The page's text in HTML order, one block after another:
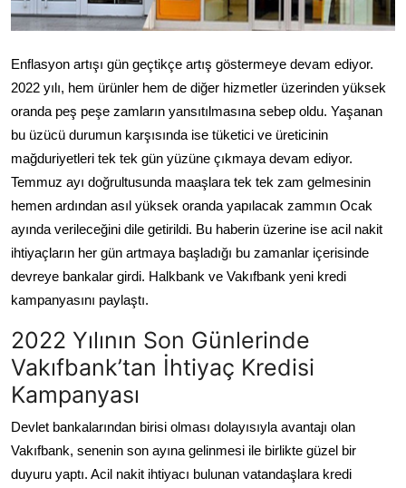
Enflasyon artışı gün geçtikçe artış göstermeye devam ediyor.
2022 yılı, hem ürünler hem de diğer hizmetler üzerinden yüksek
oranda peş peşe zamların yansıtılmasına sebep oldu. Yaşanan
bu üzücü durumun karşısında ise tüketici ve üreticinin
mağduriyetleri tek tek gün yüzüne çıkmaya devam ediyor.
Temmuz ayı doğrultusunda maaşlara tek tek zam gelmesinin
hemen ardından asıl yüksek oranda yapılacak zammın Ocak
ayında verileceğini dile getirildi. Bu haberin üzerine ise acil nakit
ihtiyaçların her gün artmaya başladığı bu zamanlar içerisinde
devreye bankalar girdi. Halkbank ve Vakıfbank yeni kredi
kampanyasını paylaştı.
2022 Yılının Son Günlerinde
Vakıfbank’tan İhtiyaç Kredisi
Kampanyası
Devlet bankalarından birisi olması dolayısıyla avantajı olan
Vakıfbank, senenin son ayına gelinmesi ile birlikte güzel bir
duyuru yaptı. Acil nakit ihtiyacı bulunan vatandaşlara kredi